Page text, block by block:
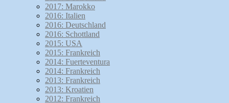
2017: Marokko
2016: Italien
2016: Deutschland
2016: Schottland
2015: USA
2015: Frankreich
2014: Fuerteventura
2014: Frankreich
2013: Frankreich
2013: Kroatien
2012: Frankreich